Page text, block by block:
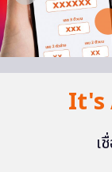
It's
เ